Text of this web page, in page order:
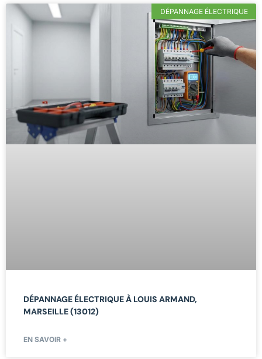
DÉPANNAGE ÉLECTRIQUE
DÉPANNAGE ÉLECTRIQUE À LOUIS ARMAND,
MARSEILLE (13012)
EN SAVOIR +